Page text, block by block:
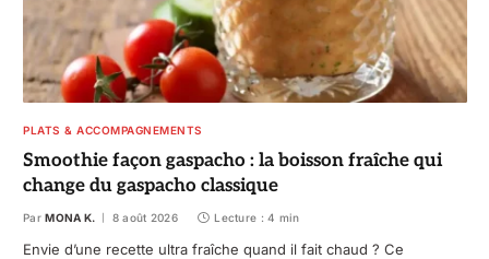
PLATS & ACCOMPAGNEMENTS
Smoothie façon gaspacho : la boisson fraîche qui
change du gaspacho classique
Par MONA K. 8 août 2026 Lecture : 4 min
Envie d’une recette ultra fraîche quand il fait chaud ? Ce